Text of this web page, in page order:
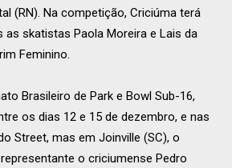
(RN). Na competição, Criciúma terá
skatistas Paola Moreira e Lais da
Feminino.
Brasileiro de Park e Bowl Sub-16,
os dias 12 e 15 de dezembro, e nas
Street, mas em Joinville (SC), o
o criciumense Pedro